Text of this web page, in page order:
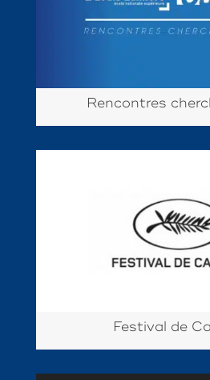
Rencontres
Festival de